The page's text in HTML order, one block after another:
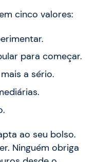
cinco valores:
para começar.
a sério.
ao seu bolso.
Ninguém obriga